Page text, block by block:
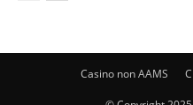
Casino non AAMS